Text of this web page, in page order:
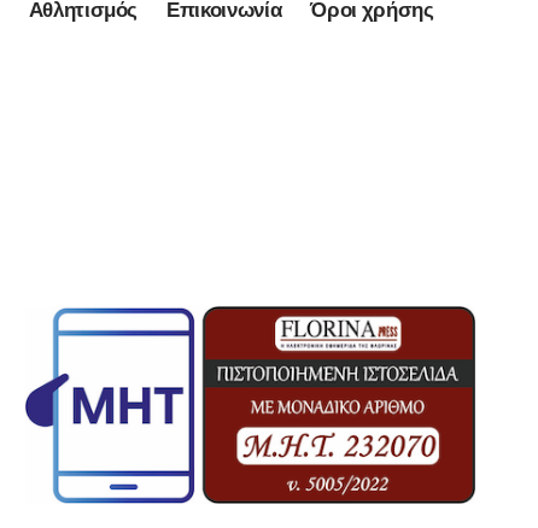
Αθλητισμός Επικοινωνία Όροι χρήσης